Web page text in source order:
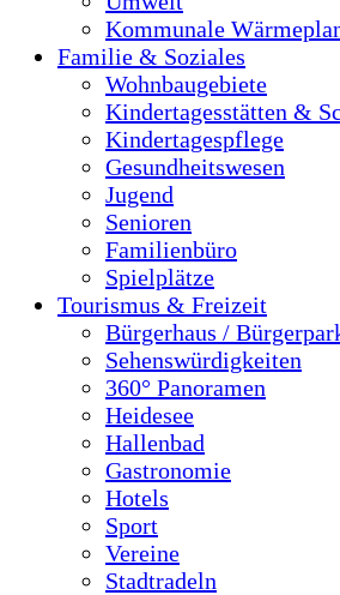
Kommunale
Familie & Soziales
Wohnbaugebiete
Kindertagesstätten &
Kindertagespflege
Gesundheitswesen
Jugend
Senioren
Familienbüro
Spielplätze
Tourismus & Freizeit
Bürgerhaus /
Sehenswürdigkeiten
360° Panoramen
Heidesee
Hallenbad
Gastronomie
Hotels
Sport
Vereine
Stadtradeln